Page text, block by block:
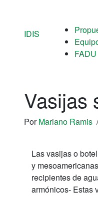
IDIS
FADU
Vasijas
PorMariano Ramis /
Las vasijas o
y
recipientes de
armónicos- Estas